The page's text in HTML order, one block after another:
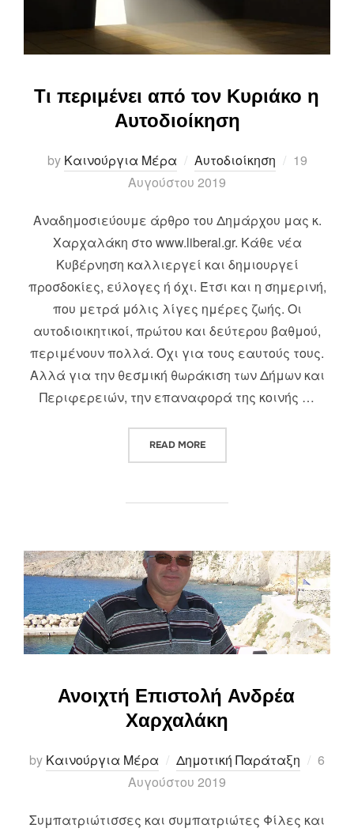
Τι περιμένει από τον Κυριάκο η
Αυτοδιοίκηση
by Καινούργια Μέρα Αυτοδιοίκηση
Posted
19
Αυγούστου 2019
Αναδημοσιεύουμε άρθρο του Δημάρχου μας κ.
Χαρχαλάκη στο www.liberal.gr. Κάθε νέα
Κυβέρνηση καλλιεργεί και δημιουργεί
προσδοκίες, εύλογες ή όχι. Έτσι και η σημερινή,
που μετρά μόλις λίγες ημέρες ζωής. Οι
αυτοδιοικητικοί, πρώτου και δεύτερου βαθμού,
περιμένουν πολλά. Όχι για τους εαυτούς τους.
Αλλά για την θεσμική θωράκιση των Δήμων και
Περιφερειών, την επαναφορά της κοινής …
READ MORE“ΤΙ ΠΕΡΙΜΕΝΕΙ ΑΠΟ ΤΟΝ
Ανοιχτή Επιστολή Ανδρέα
Χαρχαλάκη
by Καινούργια Μέρα Δημοτική Παράταξη
6
Αυγούστου 2019
Συμπατριώτισσες και συμπατριώτες Φίλες και